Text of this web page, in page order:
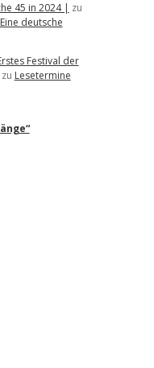
45 in 2024 | zu
deutsche
Festival der
zu Lesetermine